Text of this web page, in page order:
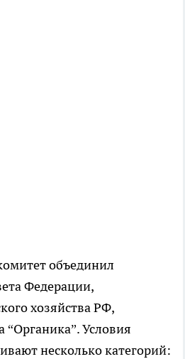
объединил
Федерации,
хозяйства РФ,
“Органика”. Условия
несколько категорий: